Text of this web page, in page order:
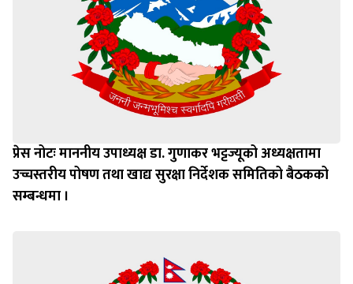
प्रेस नोटः माननीय उपाध्यक्ष डा. गुणाकर भट्टज्यूको अध्यक्षतामा
उच्चस्तरीय पोषण तथा खाद्य सुरक्षा निर्देशक समितिको बैठकको
सम्बन्धमा ।